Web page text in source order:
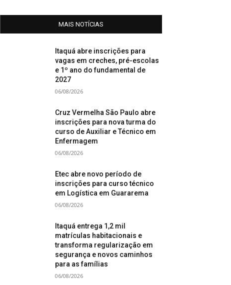
MAIS NOTÍCIAS
Itaquá abre inscrições para
vagas em creches, pré-escolas
e 1º ano do fundamental de
2027
06/08/2026
Cruz Vermelha São Paulo abre
inscrições para nova turma do
curso de Auxiliar e Técnico em
Enfermagem
06/08/2026
Etec abre novo período de
inscrições para curso técnico
em Logística em Guararema
06/08/2026
Itaquá entrega 1,2 mil
matrículas habitacionais e
transforma regularização em
segurança e novos caminhos
para as famílias
06/08/2026